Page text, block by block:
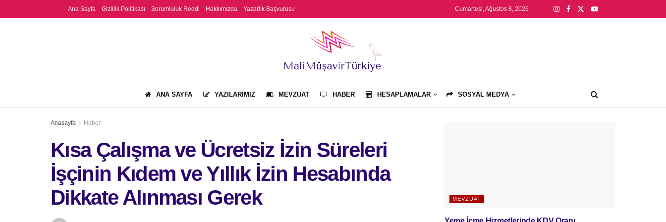
Ana Sayfa Gizlilik Politikası Sorumluluk Reddi Hakkımızda Yazarlık Başvurusu Cumartesi, Ağustos 8, 2026
ANA SAYFA YAZILARIMIZ MEVZUAT HABER HESAPLAMALAR SOSYAL MEDYA
Anasayfa Haber
Kısa Çalışma ve Ücretsiz İzin Süreleri
İşçinin Kıdem ve Yıllık İzin Hesabında
Dikkate Alınması Gerek
MEVZUAT